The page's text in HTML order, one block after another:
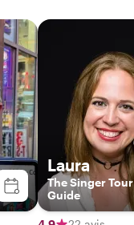
Laura
The Singer Tour
Guide